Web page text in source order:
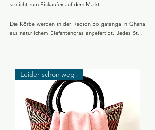
schlicht zum Einkaufen auf dem Markt.
Die Körbe werden in der Region Bolgatanga in Ghana
aus natürlichem Elefantengras angefertigt. Jedes Stück
und ihr unverkennbares Design. Frauen spielen eine
zentrale Rolle in der gesamten Produktionskette – von
der Ernte des Elefantengrases bis hin zur Fertigung der
farbenfrohen Eyecatcher. Diese Arbeit ermöglicht den
ghanaischen Kunsthandwerkerinnen eine finanzielle
Existenzsicherung und gleichzeitig den Erhalt des
kulturellen Erbes der Korbflechtkunst.
Leider schon weg!